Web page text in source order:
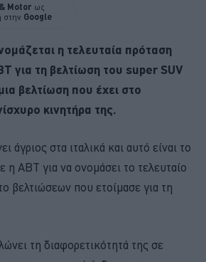
Motor ως
στην Google
η τελευταία πρόταση
για τη βελτίωση του super SUV
βελτίωση που έχει στο
κινητήρα της.
άγριος στα ιταλικά και αυτό είναι το
η ABT για να ονομάσει το τελευταίο
βελτιώσεων που ετοίμασε για τη
τη διαφορετικότητά της σε